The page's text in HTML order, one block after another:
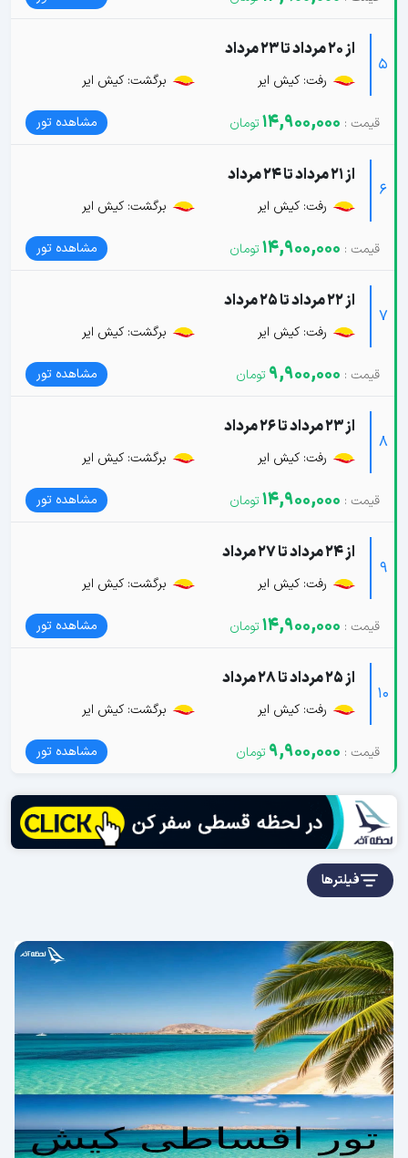
5
از 20 مرداد تا 23 مرداد
رفت: کیش ایر برگشت: کیش ایر
14,900,000 مشاهده تور
6
از 21 مرداد تا 24 مرداد
رفت: کیش ایر برگشت: کیش ایر
14,900,000 مشاهده تور
7
از 22 مرداد تا 25 مرداد
رفت: کیش ایر برگشت: کیش ایر
9,900,000 مشاهده تور
8
از 23 مرداد تا 26 مرداد
رفت: کیش ایر برگشت: کیش ایر
14,900,000 مشاهده تور
9
از 24 مرداد تا 27 مرداد
رفت: کیش ایر برگشت: کیش ایر
14,900,000 مشاهده تور
10
از 25 مرداد تا 28 مرداد
رفت: کیش ایر برگشت: کیش ایر
9,900,000 مشاهده تور
فیلترها